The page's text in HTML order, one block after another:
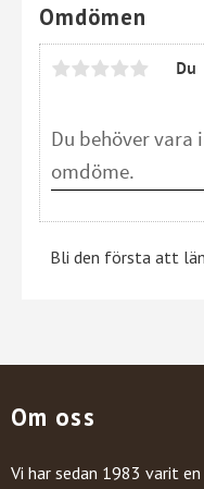
Omdömen
Du
Bli den första att
Om oss
Vi har sedan 1983 varit